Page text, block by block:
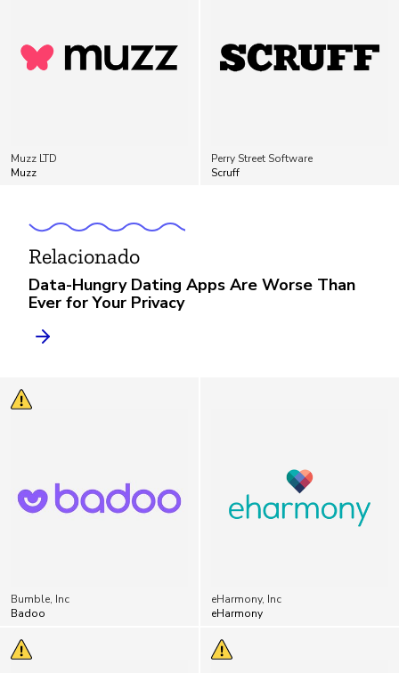
Relacionado
Data-Hungry Dating Apps Are Worse Than
Ever for Your Privacy
Muzz LTD
Muzz
Perry Street Software
Scruff
Bumble, Inc
Badoo
eHarmony, Inc
eHarmony